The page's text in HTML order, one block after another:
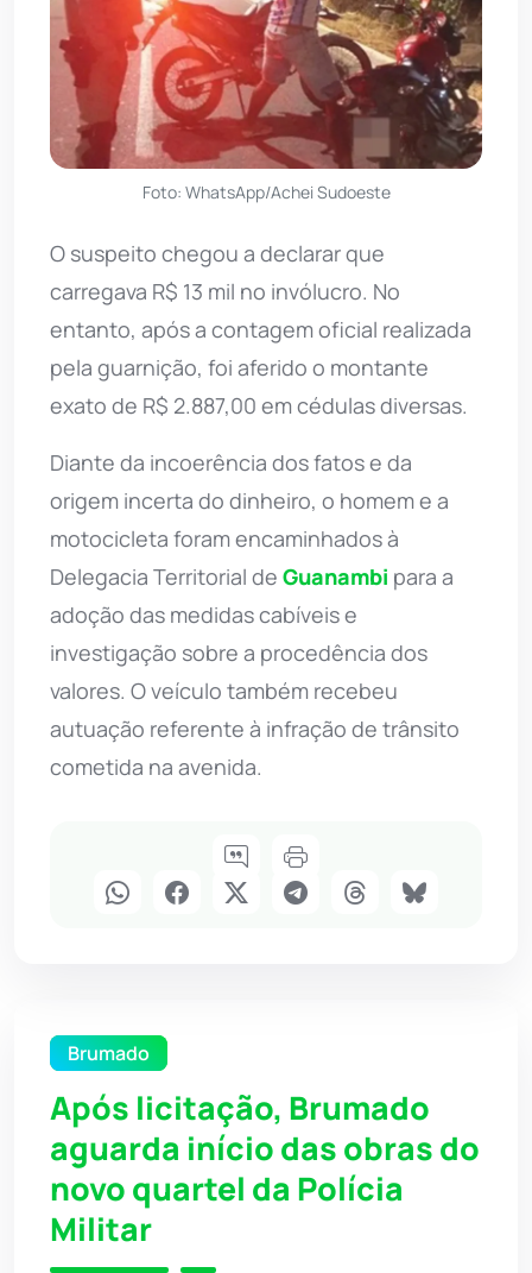
Foto: WhatsApp/Achei Sudoeste
O suspeito chegou a declarar que
carregava R$ 13 mil no invólucro. No
entanto, após a contagem oficial realizada
pela guarnição, foi aferido o montante
exato de R$ 2.887,00 em cédulas diversas.
Diante da incoerência dos fatos e da
origem incerta do dinheiro, o homem e a
motocicleta foram encaminhados à
Delegacia Territorial de Guanambi para a
adoção das medidas cabíveis e
investigação sobre a procedência dos
valores. O veículo também recebeu
autuação referente à infração de trânsito
cometida na avenida.
Brumado
Após licitação, Brumado
aguarda início das obras do
novo quartel da Polícia
Militar